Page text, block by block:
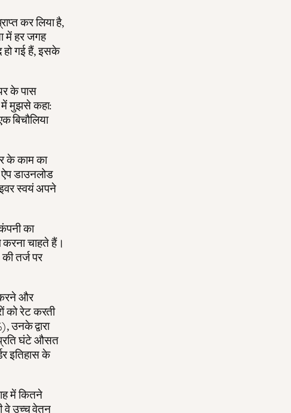
कर लिया है,
में हर जगह
हो गई हैं, इसके
के पास
में मुझसे कहा:
बिचौलिया
के काम का
डाउनलोड
स्वयं अपने
का
चाहते हैं।
तर्ज पर
करने और
को रेट करती
उनके द्वारा
प्रति घंटे औसत
इतिहास के
में कितने
वे उच्च वेतन